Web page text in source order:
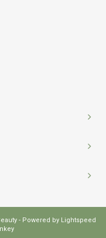
- Powered by Lightspeed